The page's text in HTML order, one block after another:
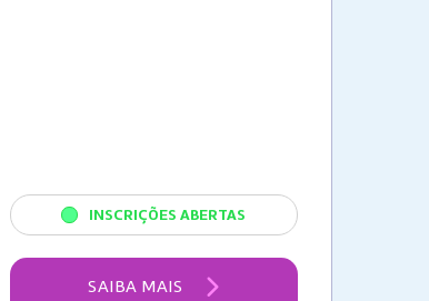
INSCRIÇÕES ABERTAS
SAIBA MAIS